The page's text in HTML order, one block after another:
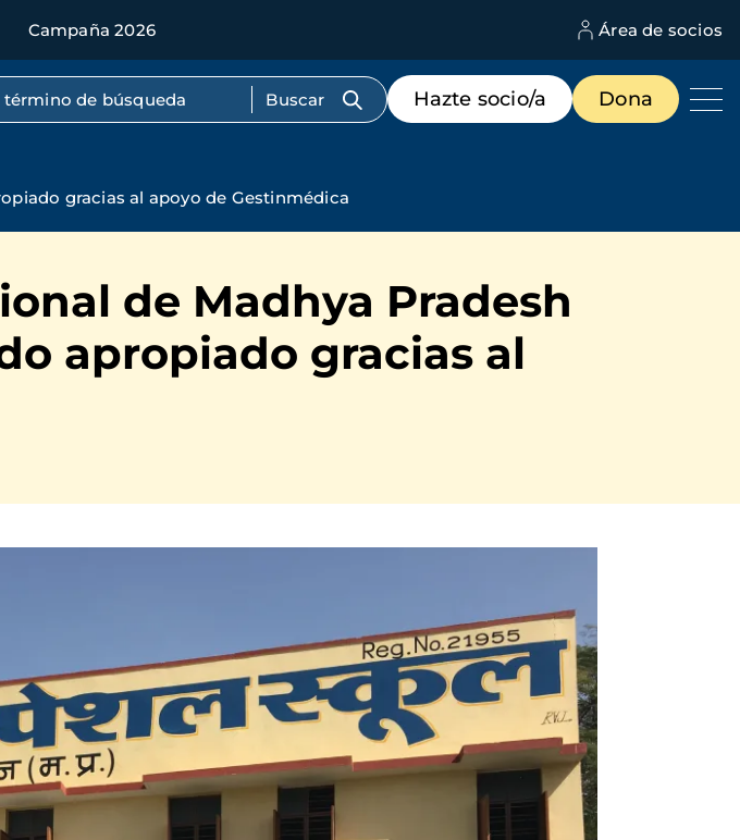
Campaña 2026 Área de socios
por texto completo
Menú
de
destacados
Hazte socio/a Dona
gracias al apoyo de Gestinmédica
de Madhya Pradesh
apropiado gracias al